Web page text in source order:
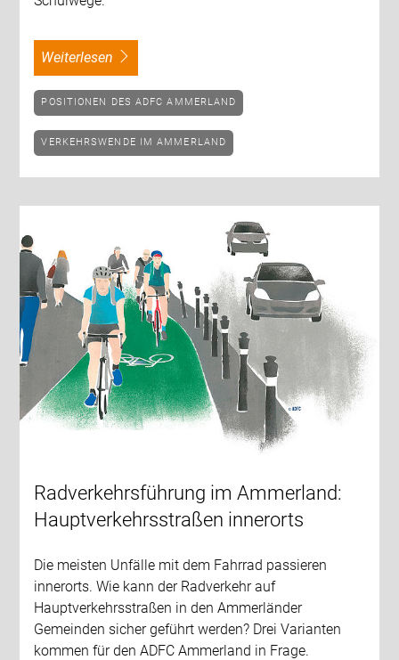
weiterlesen
POSITIONEN DES ADFC AMMERLAND
VERKEHRSWENDE IM AMMERLAND
Radverkehrsführung im Ammerland:
Hauptverkehrsstraßen innerorts
Die meisten Unfälle mit dem Fahrrad passieren
innerorts. Wie kann der Radverkehr auf
Hauptverkehrsstraßen in den Ammerländer
Gemeinden sicher geführt werden? Drei Varianten
kommen für den ADFC Ammerland in Frage.